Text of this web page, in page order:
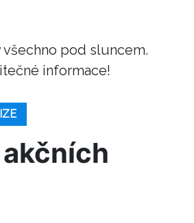
všechno pod sluncem.
informace!